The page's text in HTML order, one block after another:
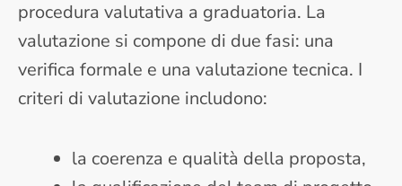
procedura valutativa a graduatoria. La
valutazione si compone di due fasi: una
verifica formale e una valutazione tecnica. I
criteri di valutazione includono:
la coerenza e qualità della proposta,